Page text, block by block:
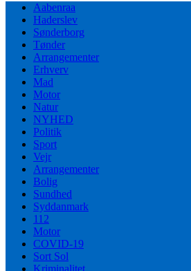
Aabenraa
Haderslev
Sønderborg
Tønder
Arrangementer
Erhverv
Mad
Motor
Natur
NYHED
Politik
Sport
Vejr
Arrangementer
Bolig
Sundhed
Syddanmark
112
Motor
COVID-19
Sort Sol
Kriminalitet